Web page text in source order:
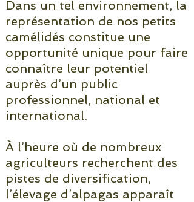
Dans un tel environnement, la
représentation de nos petits
camélidés constitue une
opportunité unique pour faire
connaître leur potentiel
auprès d’un public
professionnel, national et
international.
À l’heure où de nombreux
agriculteurs recherchent des
pistes de diversification,
l’élevage d’alpagas apparaît